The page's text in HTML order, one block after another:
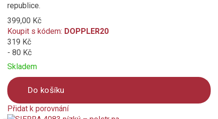
republice.
399,00 Kč
Koupit s kódem: DOPPLER20
319 Kč
- 80 Kč
Skladem
Do košíku
Přidat k porovnání